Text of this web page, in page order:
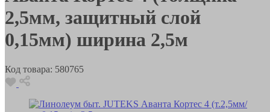
2,5мм, защитный слой
0,15мм) ширина 2,5м
Код товара: 580765